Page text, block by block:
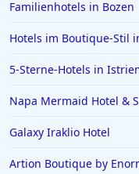
Hotels in der Eifel
Hotels in Filderstadt
Hotels in Lingen
Hotels in Boblingen
Familienhotels in Bozen
Hotels im Boutique-Stil
5-Sterne-Hotels in
Napa Mermaid Hotel &
Galaxy Iraklio Hotel
Artion Boutique by